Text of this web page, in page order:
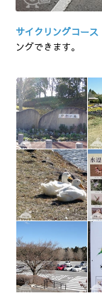
サイクリングコース
ングできます。